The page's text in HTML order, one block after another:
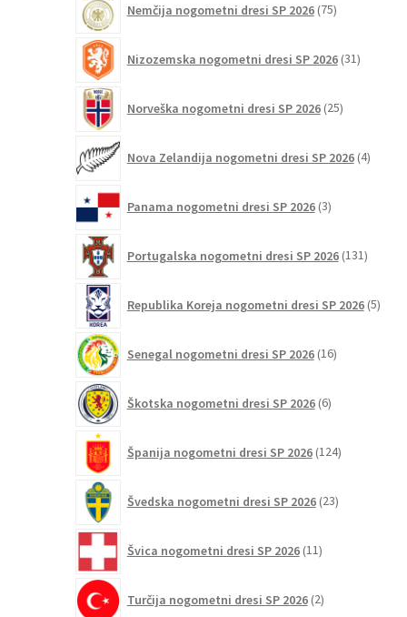
Nemčija nogometni dresi SP 2026 75izdelkov
Nizozemska nogometni dresi SP 2026 31izdelkov
Norveška nogometni dresi SP 2026 25izdelkov
Nova Zelandija nogometni dresi SP 2026 4izdelki
Panama nogometni dresi SP 2026 3izdelki
Portugalska nogometni dresi SP 2026 131
Republika Koreja nogometni dresi SP 2026 5
Senegal nogometni dresi SP 2026 16izdelkov
Škotska nogometni dresi SP 2026 6izdelkov
Španija nogometni dresi SP 2026 124izdelkov
Švedska nogometni dresi SP 2026 23izdelkov
Švica nogometni dresi SP 2026 11izdelkov
Turčija nogometni dresi SP 2026 2izdelka